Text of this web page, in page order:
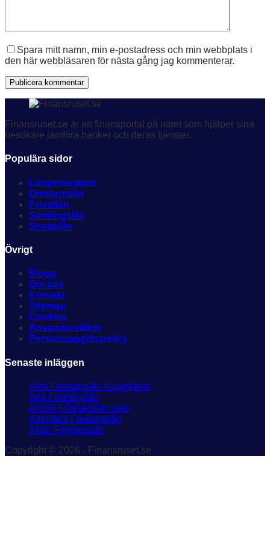
Spara mitt namn, min e-postadress och min webbplats i
den här webbläsaren för nästa gång jag kommenterar.
Publicera kommentar
Finansruset.se är en finansportal på nätet som hjälper sina
besökare jämföra banker och deras tjänster.
Populära sidor
Långeneratorn
Omstartslån
Privatlån
Samlingslån
Snabblån
Övrigt
Blogg
Om oss
Kontakt
Sitemap
Cookies
Användarvillkor
Personuppgiftspolicy
Senaste inläggen
Almi Företagslån Kundtjänst
Alla Företagslån
Ansök Företagslån Seb
Amortera Företagslån
Aktia Företagslån
Copyright © 2026 - Finansruset.se